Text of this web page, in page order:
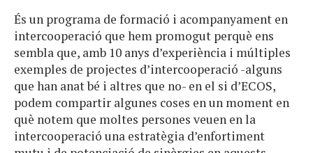
És un programa de formació i acompanyament en
intercooperació que hem promogut perquè ens
sembla que, amb 10 anys d’experiència i múltiples
exemples de projectes d’intercooperació -alguns
que han anat bé i altres que no- en el si d’ECOS,
podem compartir algunes coses en un moment en
què notem que moltes persones veuen en la
intercooperació una estratègia d’enfortiment